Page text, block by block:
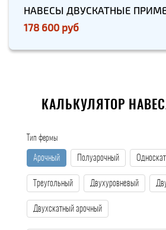
НАВЕСЫ ДВУСКАТНЫЕ
178 600 руб
КАЛЬКУЛЯТОР
Тип фермы
Арочный Полуарочный
Треугольный Двухуровневый
Двухскатный арочный